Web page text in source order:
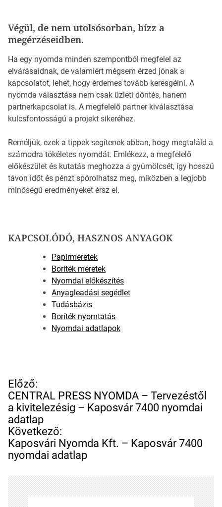
Végül, de nem utolsósorban, bízz a
megérzéseidben.
Ha egy nyomda minden szempontból megfelel az
elvárásaidnak, de valamiért mégsem érzed jónak a
kapcsolatot, lehet, hogy érdemes tovább keresgélni. A
nyomda választása nem csak üzleti döntés, hanem
partnerkapcsolat is. A megfelelő partner kiválasztása
kulcsfontosságú a projekt sikeréhez.
Reméljük, ezek a tippek segítenek abban, hogy megtaláld a
számodra tökéletes nyomdát. Emlékezz, a megfelelő
előkészület és kutatás meghozza a gyümölcsét, így hosszú
távon időt és pénzt spórolhatsz meg, miközben a legjobb
minőségű eredményeket érsz el.
KAPCSOLÓDÓ, HASZNOS ANYAGOK
Papírméretek
Boríték méretek
Nyomdai előkészítés
Anyagleadási segédlet
Tudásbázis
Boríték nyomtatás
Nyomdai adatlapok
B
e
j
e
g
y
z
é
s
n
a
Előző:
CENTRAL PRESS NYOMDA – Tervezéstől
a kivitelezésig – Kaposvár 7400 nyomdai
adatlap
Következő:
Kaposvári Nyomda Kft. – Kaposvár 7400
nyomdai adatlap